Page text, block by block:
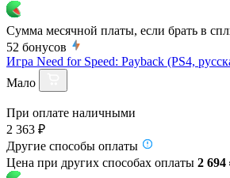
Сумма месячной платы, если брать в
52 бонусов
Игра Need for Speed: Payback (PS4,
Мало
При оплате наличными
2 363 ₽
Другие способы оплаты
Цена при других способах оплаты 2 694